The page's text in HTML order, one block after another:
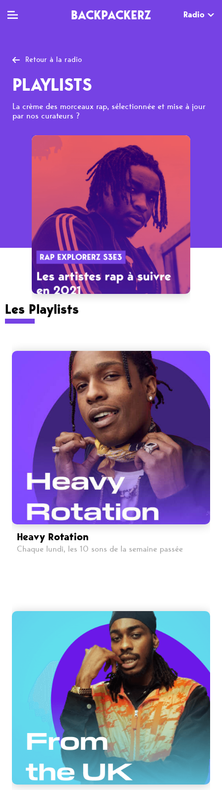
BACKPACKERZ Radio
TV
Clips
Live
Documentaires
Web-séries
Tops
Interviews
Chroniques
Sorties
Newsletter
Festivals
Retour à la radio
PLAYLISTS
La crème des morceaux rap, sélectionnée et mise à jour
par nos curateurs ?
Les Playlists
Heavy Rotation
Chaque lundi, les 10 sons de la semaine passée